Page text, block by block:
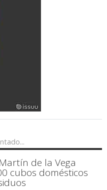
de la Vega
cubos domésticos